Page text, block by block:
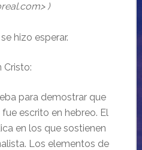
)
hizo esperar.
Cristo:
para demostrar que
escrito en hebreo. El
en los que sostienen
Los elementos de